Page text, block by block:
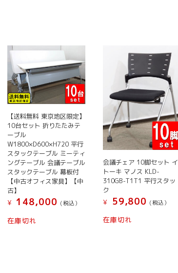
【送料無料 東京地区限定】
10台セット 折りたたみテ
ーブル
W1800×D600×H720 平行
スタックテーブル ミーティ
ングテーブル 会議テーブル
スタックテーブル 幕板付
【中古オフィス家具】【中
古】
¥
148,000 (税込）
在庫切れ
会議チェア 10脚セット イ
トーキ マノス KLD-
310GB-T1T1 平行スタッ
ク
¥
59,800 (税込）
在庫切れ